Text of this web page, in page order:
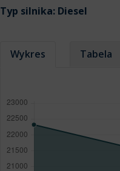
Typ silnika: Diesel
Wykres Tabela